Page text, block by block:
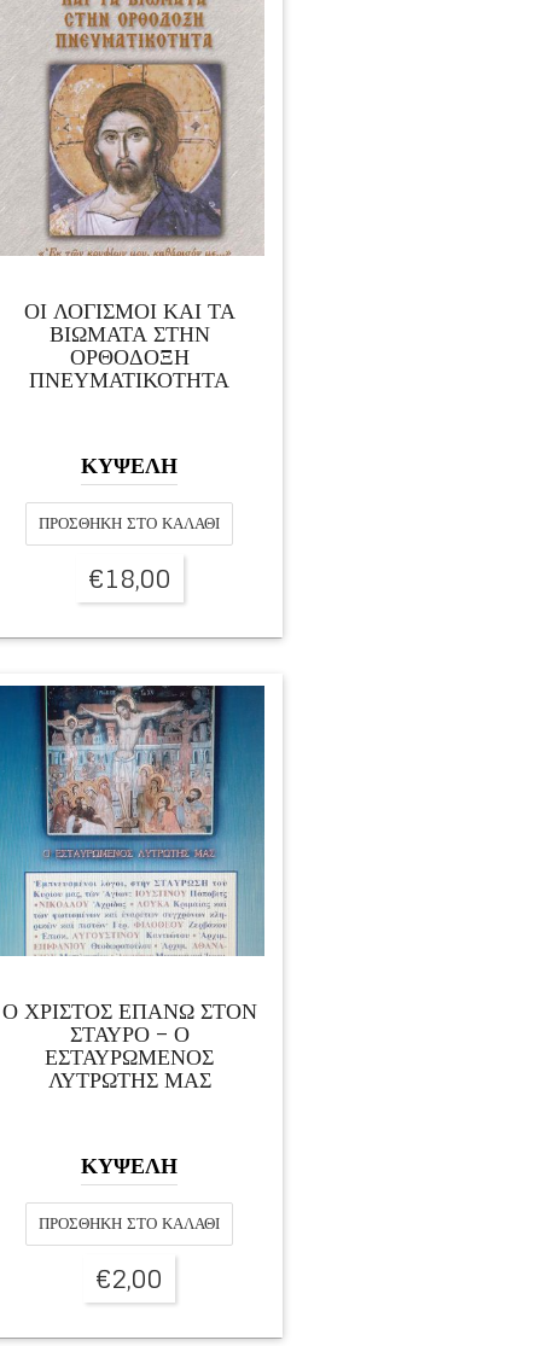
ΟΙ ΛΟΓΙΣΜΟΙ ΚΑΙ ΤΑ
ΒΙΩΜΑΤΑ ΣΤΗΝ
ΟΡΘΟΔΟΞΗ
ΠΝΕΥΜΑΤΙΚΟΤΗΤΑ
ΚΥΨΕΛΗ
ΠΡΟΣΘΉΚΗ ΣΤΟ ΚΑΛΆΘΙ
€18,00
Ο ΧΡΙΣΤΟΣ ΕΠΑΝΩ ΣΤΟΝ
ΣΤΑΥΡΟ – Ο
ΕΣΤΑΥΡΩΜΕΝΟΣ
ΛΥΤΡΩΤΗΣ ΜΑΣ
ΚΥΨΕΛΗ
ΠΡΟΣΘΉΚΗ ΣΤΟ ΚΑΛΆΘΙ
€2,00